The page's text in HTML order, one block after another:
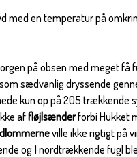
med en temperatur på
på obsen med meget få
sædvanlig dryssende
kun op på 205 trækkende
affløjlsænderforbi Hukket
ville ikke rigtigt på
og 1 nordtrækkende fugl